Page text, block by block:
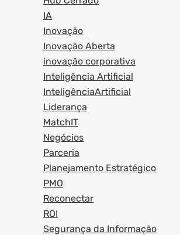
IA
Inovação
Inovação Aberta
inovação corporativa
Inteligência Artificial
InteligênciaArtificial
Liderança
MatchIT
Negócios
Parceria
Planejamento Estratégico
PMO
Reconectar
ROI
Segurança da Informação